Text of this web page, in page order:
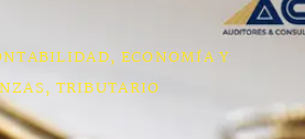
, ECONOMÍA Y
, TRIBUTARIO